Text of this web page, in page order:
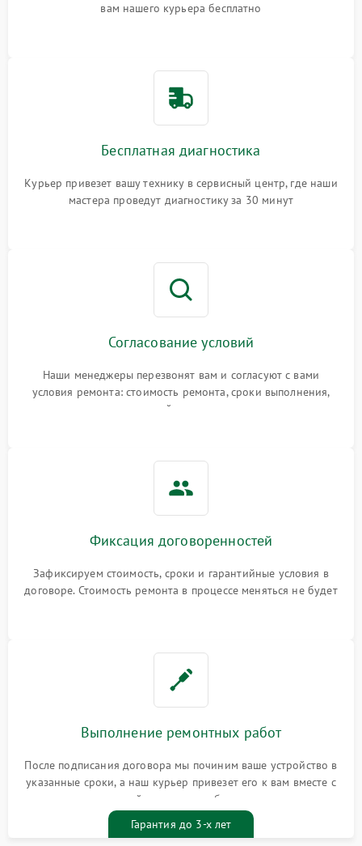
вам нашего курьера бесплатно
Бесплатная диагностика
Курьер привезет вашу технику в сервисный центр, где наши
мастера проведут диагностику за 30 минут
Согласование условий
Наши менеджеры перезвонят вам и согласуют с вами
условия ремонта: стоимость ремонта, сроки выполнения,
гарантийные условия
Фиксация договоренностей
Зафиксируем стоимость, сроки и гарантийные условия в
договоре. Стоимость ремонта в процессе меняться не будет
Выполнение ремонтных работ
После подписания договора мы починим ваше устройство в
указанные сроки, а наш курьер привезет его к вам вместе с
гарантийным талоном бесплатно
Гарантия до 3-х лет